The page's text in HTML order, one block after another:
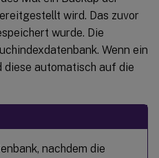
wird. Das zuvor
wurde. Die
Wenn ein
diese automatisch auf die
nachdem die